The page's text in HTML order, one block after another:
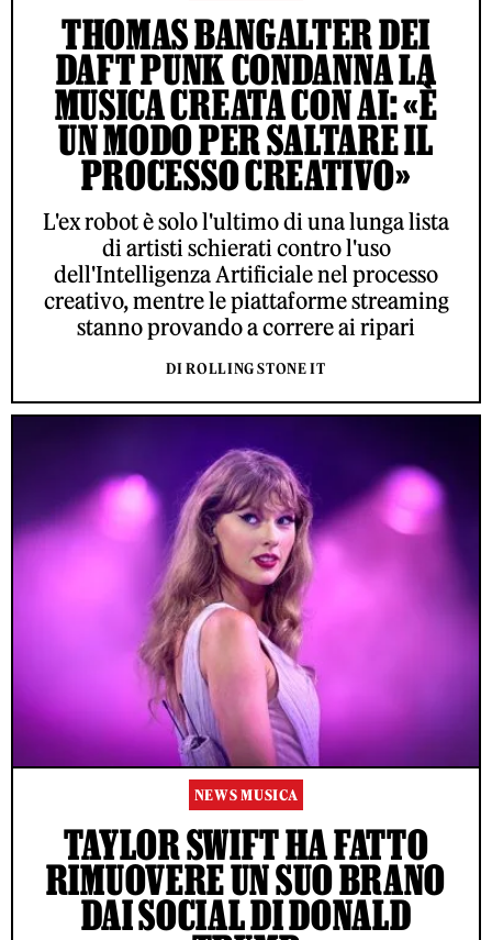
THOMAS BANGALTER DEI
DAFT PUNK CONDANNA LA
MUSICA CREATA CON AI: «È
UN MODO PER SALTARE IL
PROCESSO CREATIVO»
L'ex robot è solo l'ultimo di una lunga lista
di artisti schierati contro l'uso
dell'Intelligenza Artificiale nel processo
creativo, mentre le piattaforme streaming
stanno provando a correre ai ripari
DI ROLLING STONE IT
NEWS MUSICA
TAYLOR SWIFT HA FATTO
RIMUOVERE UN SUO BRANO
DAI SOCIAL DI DONALD